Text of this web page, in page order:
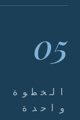
05
الخطوة
واحدة